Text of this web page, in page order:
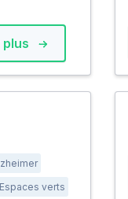
plus
Espaces verts